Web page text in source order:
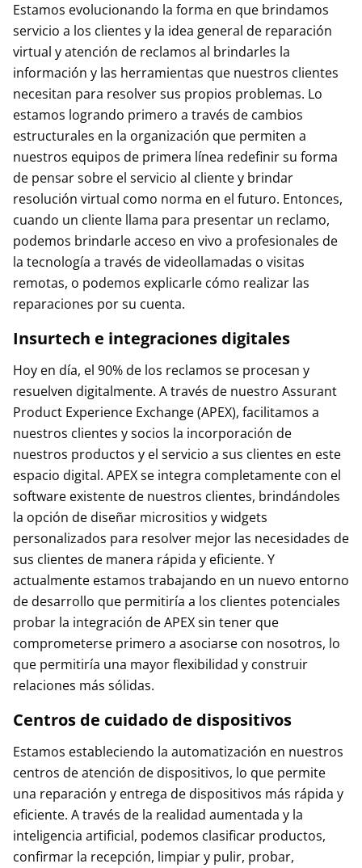
Estamos evolucionando la forma en que brindamos
servicio a los clientes y la idea general de reparación
virtual y atención de reclamos al brindarles la
información y las herramientas que nuestros clientes
necesitan para resolver sus propios problemas. Lo
estamos logrando primero a través de cambios
estructurales en la organización que permiten a
nuestros equipos de primera línea redefinir su forma
de pensar sobre el servicio al cliente y brindar
resolución virtual como norma en el futuro. Entonces,
cuando un cliente llama para presentar un reclamo,
podemos brindarle acceso en vivo a profesionales de
la tecnología a través de videollamadas o visitas
remotas, o podemos explicarle cómo realizar las
reparaciones por su cuenta.
Insurtech e integraciones digitales
Hoy en día, el 90% de los reclamos se procesan y
resuelven digitalmente. A través de nuestro Assurant
Product Experience Exchange (APEX), facilitamos a
nuestros clientes y socios la incorporación de
nuestros productos y el servicio a sus clientes en este
espacio digital. APEX se integra completamente con el
software existente de nuestros clientes, brindándoles
la opción de diseñar micrositios y widgets
personalizados para resolver mejor las necesidades de
sus clientes de manera rápida y eficiente. Y
actualmente estamos trabajando en un nuevo entorno
de desarrollo que permitiría a los clientes potenciales
probar la integración de APEX sin tener que
comprometerse primero a asociarse con nosotros, lo
que permitiría una mayor flexibilidad y construir
relaciones más sólidas.
Centros de cuidado de dispositivos
Estamos estableciendo la automatización en nuestros
centros de atención de dispositivos, lo que permite
una reparación y entrega de dispositivos más rápida y
eficiente. A través de la realidad aumentada y la
inteligencia artificial, podemos clasificar productos,
confirmar la recepción, limpiar y pulir, probar,